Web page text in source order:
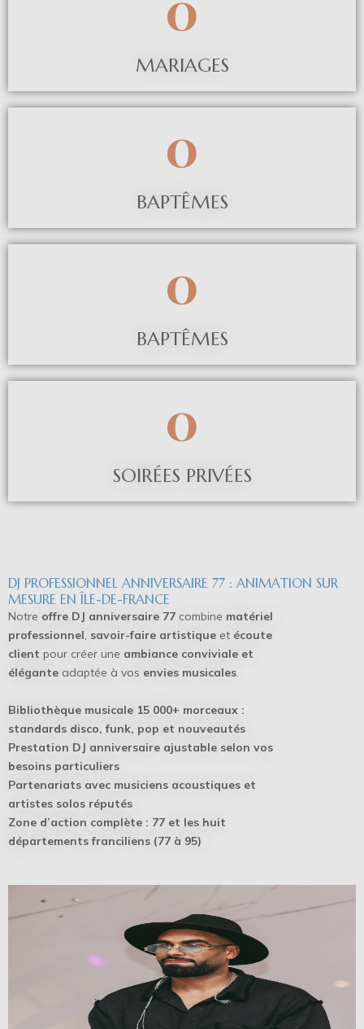
MARIAGES
0
BAPTÊMES
0
BAPTÊMES
0
SOIRÉES PRIVÉES
DJ PROFESSIONNEL ANNIVERSAIRE 77 : ANIMATION SUR
MESURE EN ÎLE-DE-FRANCE
Notre offre DJ anniversaire 77 combine matériel
professionnel, savoir-faire artistique et écoute
client pour créer une ambiance conviviale et
élégante adaptée à vos envies musicales.
Bibliothèque musicale 15 000+ morceaux :
standards disco, funk, pop et nouveautés
Prestation DJ anniversaire ajustable selon vos
besoins particuliers
Partenariats avec musiciens acoustiques et
artistes solos réputés
Zone d’action complète : 77 et les huit
départements franciliens (77 à 95)